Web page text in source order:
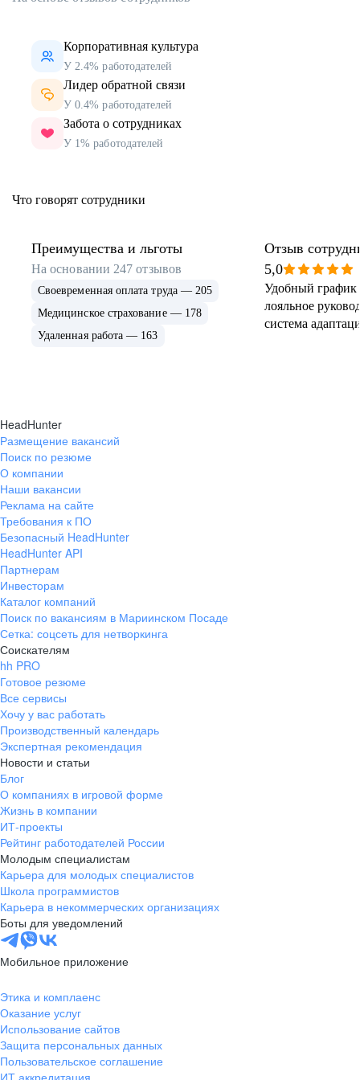
Корпоративная культура
У 2.4% работодателей
Лидер обратной связи
У 0.4% работодателей
Забота о сотрудниках
У 1% работодателей
Что говорят сотрудники
Преимущества и льготы
На основании 247 отзывов
Своевременная оплата труда — 205
Медицинское страхование — 178
Удаленная работа — 163
Отзыв
5,0
Удобный график
лояльное
система
HeadHunter
Размещение вакансий
Поиск по резюме
О компании
Наши вакансии
Реклама на сайте
Требования к ПО
Безопасный HeadHunter
HeadHunter API
Партнерам
Инвесторам
Каталог компаний
Поиск по вакансиям в Мариинском Посаде
Сетка: соцсеть для нетворкинга
Соискателям
hh PRO
Готовое резюме
Все сервисы
Хочу у вас работать
Производственный календарь
Экспертная рекомендация
Новости и статьи
Блог
О компаниях в игровой форме
Жизнь в компании
ИТ-проекты
Рейтинг работодателей России
Молодым специалистам
Карьера для молодых специалистов
Школа программистов
Карьера в некоммерческих организациях
Боты для уведомлений
Мобильное приложение
Этика и комплаенс
Оказание услуг
Использование сайтов
Защита персональных данных
Пользовательское соглашение